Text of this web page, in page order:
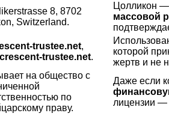
8, 8702
Switzerland.
Цолликон —
массовой
trustee.net,
trustee.net.
которой
жертв и не
на общество с
по
праву.
Даже если
лицензии —